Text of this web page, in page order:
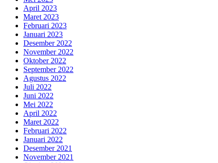
April 2023
Maret 2023
Februari 2023
Januari 2023
Desember 2022
November 2022
Oktober 2022
September 2022
Agustus 2022
Juli 2022
Juni 2022
Mei 2022
April 2022
Maret 2022
Februari 2022
Januari 2022
Desember 2021
November 2021